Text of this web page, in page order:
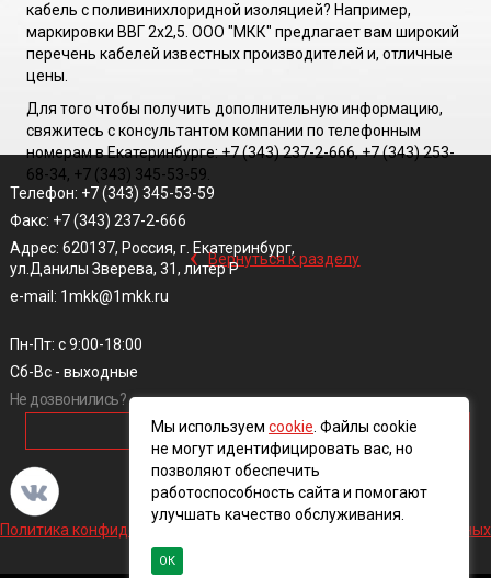
кабель с поливинихлоридной изоляцией? Например,
маркировки ВВГ 2х2,5. ООО "МКК" предлагает вам широкий
перечень кабелей известных производителей и, отличные
цены.
Для того чтобы получить дополнительную информацию,
свяжитесь с консультантом компании по телефонным
номерам в Екатеринбурге: +7 (343) 237-2-666, +7 (343) 253-
68-34, +7 (343) 345-53-59.
‹ Вернуться к разделу
Телефон: +7 (343) 345-53-59
Факс: +7 (343) 237-2-666
Адрес: 620137, Россия, г. Екатеринбург,
ул.Данилы Зверева, 31, литер Р
e-mail: 1mkk@1mkk.ru
Пн-Пт: с 9:00-18:00
Сб-Вс - выходные
Не дозвонились?
ОБРАТНЫЙ ЗВОНОК
Политика конфиденциальности и обработки персональных данных
Мы используем cookie . Файлы cookie
не могут идентифицировать вас, но
позволяют обеспечить
работоспособность сайта и помогают
улучшать качество обслуживания.
ОК